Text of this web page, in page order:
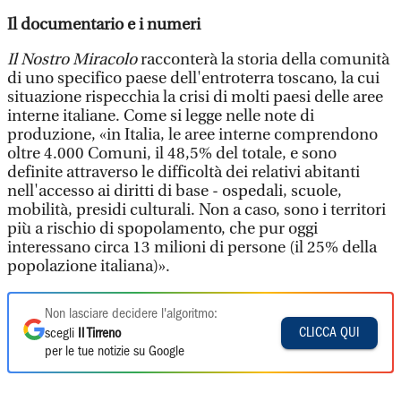
Il documentario e i numeri
Il Nostro Miracoloracconterà la storia della comunità
di uno specifico paese dell'entroterra toscano, la cui
situazione rispecchia la crisi di molti paesi delle aree
interne italiane. Come si legge nelle note di
produzione, «in Italia, le aree interne comprendono
oltre 4.000 Comuni, il 48,5% del totale, e sono
definite attraverso le difficoltà dei relativi abitanti
nell'accesso ai diritti di base - ospedali, scuole,
mobilità, presidi culturali. Non a caso, sono i territori
più a rischio di spopolamento, che pur oggi
interessano circa 13 milioni di persone (il 25% della
popolazione italiana)».
Non lasciare decidere l'algoritmo:
scegli
Il Tirreno
per le tue notizie su Google
CLICCA QUI